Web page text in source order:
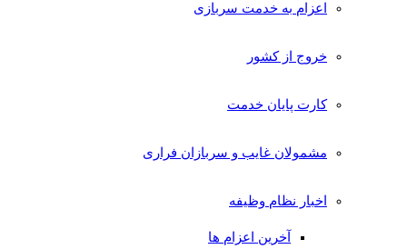
اعزام به خدمت سربازی
خروج از کشور
کارت پایان خدمت
مشمولان غایب و سربازان فراری
اخبار نظام وظیفه
آخرین اعزام ها